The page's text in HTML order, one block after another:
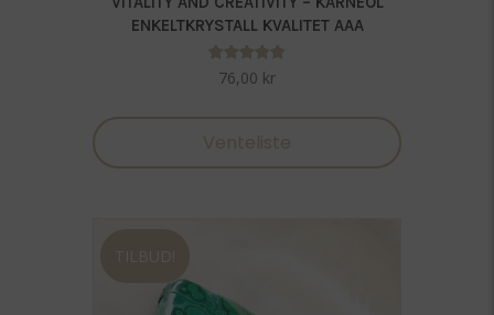
ENKELTKRYSTALL KVALITET AAA
Vurdert
5.00
76,00 kr
Venteliste
TILBUD!